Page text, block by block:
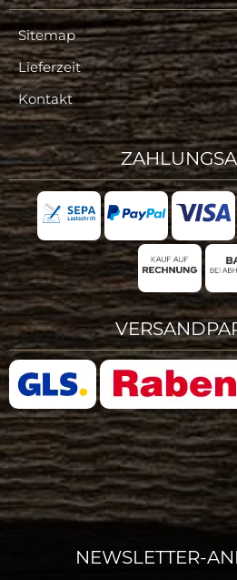
Sitemap
Lieferzeit
Kontakt
NEWSLETTER-